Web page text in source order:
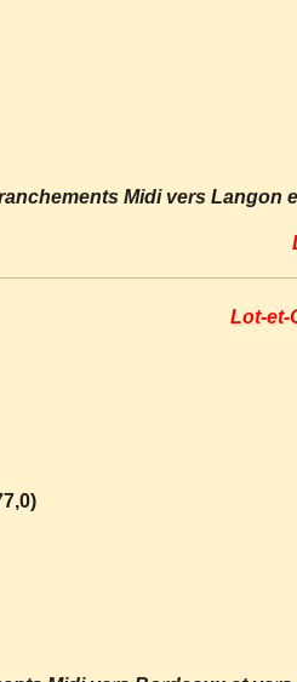
Midi vers Langon
(km 44,8)
(km 51,8) Lot-et-